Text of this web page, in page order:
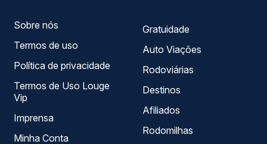
Sobre nós
Termos de uso
Política de privacidade
Termos de Uso Louge
Vip
Imprensa
Minha Conta
Gratuidade
Auto Viações
Rodoviárias
Destinos
Afiliados
Rodomilhas